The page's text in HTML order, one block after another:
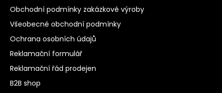
Obchodní podmínky zakázkové výroby
Všeobecné obchodní podmínky
Ochrana osobních údajů
Reklamační formulář
Reklamační řád prodejen
B2B shop